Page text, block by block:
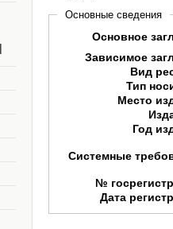
Основные сведения
Основное
Зависимое
Вид
Тип
Место
Год
Системные
№
Дата